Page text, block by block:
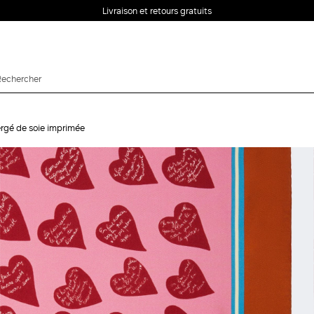
Livraison et retours gratuits
de soie imprimée